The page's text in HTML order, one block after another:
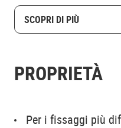
SCOPRI DI PIÙ
PROPRIETÀ
Per i fissaggi più